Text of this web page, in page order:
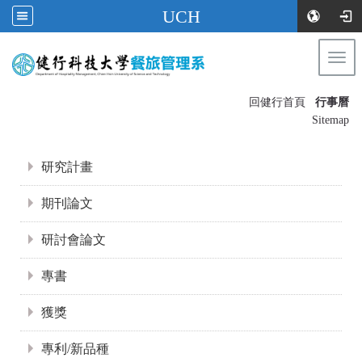
UCH
回健行首頁
行事曆
Sitemap
研究計畫
期刊論文
研討會論文
專書
獲獎
專利/新品種